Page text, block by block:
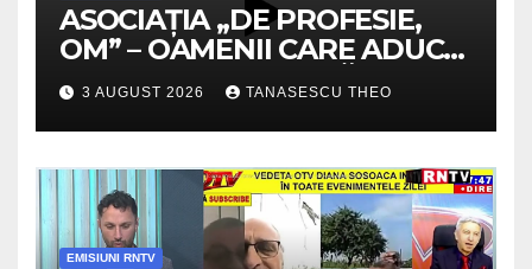
ASOCIAȚIA „DE PROFESIE,
OM” – OAMENII CARE ADUC
VALOARE COMUNITĂȚII /
SECRETELE SUCCESULUI
/VIDEO
3 AUGUST 2026 TANASESCU THEO
EMISIUNI RNTV